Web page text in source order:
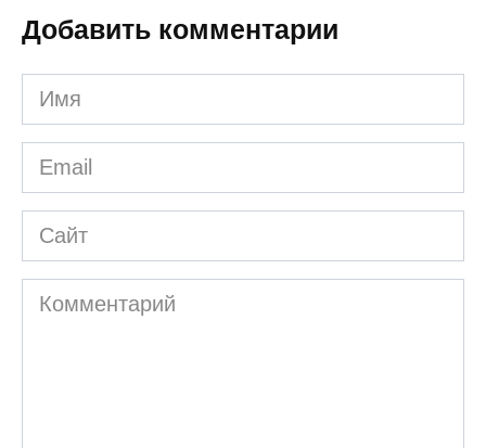
Добавить комментарии
Имя
*
Email
*
Сайт
Комментарий